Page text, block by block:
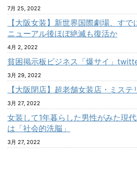
7月 25, 2022
【大阪女装】新世界国際劇場、す
ニューアル後ほぼ絶滅も復活か
4月 2, 2022
貧困掲示板ビジネス「爆サイ」
3月 29, 2022
【大阪閉店】超老舗女装店・ミステ
3月 27, 2022
女装して1年暮らした男性がみた現
は「社会的洗脳」
3月 27, 2022